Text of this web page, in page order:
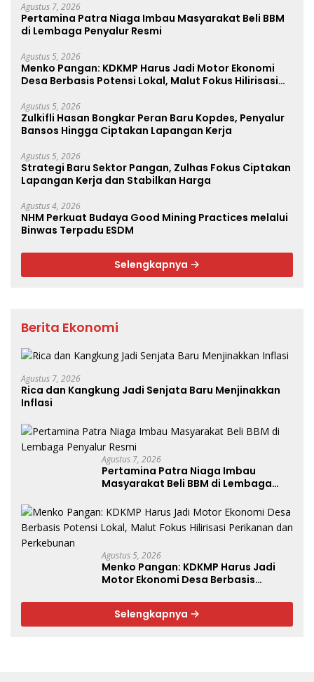
Agustus 7, 2026
Pertamina Patra Niaga Imbau Masyarakat Beli BBM
di Lembaga Penyalur Resmi
Agustus 5, 2026
Menko Pangan: KDKMP Harus Jadi Motor Ekonomi
Desa Berbasis Potensi Lokal, Malut Fokus Hilirisasi
Agustus 5, 2026
Zulkifli Hasan Bongkar Peran Baru Kopdes, Penyalur
Bansos Hingga Ciptakan Lapangan Kerja
Agustus 5, 2026
Strategi Baru Sektor Pangan, Zulhas Fokus Ciptakan
Lapangan Kerja dan Stabilkan Harga
Agustus 4, 2026
NHM Perkuat Budaya Good Mining Practices melalui
Binwas Terpadu ESDM
Selengkapnya
Berita Ekonomi
Agustus 7, 2026
Rica dan Kangkung Jadi Senjata Baru Menjinakkan
Inflasi
Agustus 7, 2026
Pertamina Patra Niaga Imbau
Masyarakat Beli BBM di Lembaga
Agustus 5, 2026
Menko Pangan: KDKMP Harus Jadi
Motor Ekonomi Desa Berbasis
Perikanan dan Perkebunan
Selengkapnya